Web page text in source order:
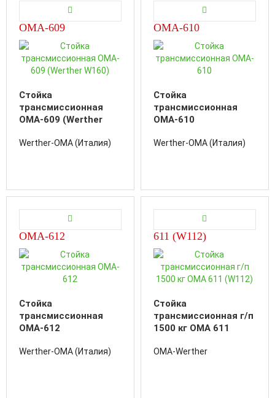
OMA-609
Стойка
трансмиссионная
OMA-609 (Werther
Werther-OMA (Италия)
OMA-610
Стойка
трансмиссионная
OMA-610
Werther-OMA (Италия)
OMA-612
Стойка
трансмиссионная
OMA-612
Werther-OMA (Италия)
611 (W112)
Стойка
трансмиссионная г/п
1500 кг OMA 611
OMA-Werther